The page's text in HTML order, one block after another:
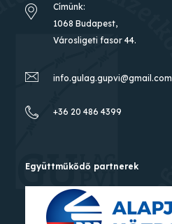
Címünk:
1068 Budapest,
Városligeti fasor 44.
info.gulag.gupvi@gmail.com
+36 20 486 4399
Együttműkődő partnerek